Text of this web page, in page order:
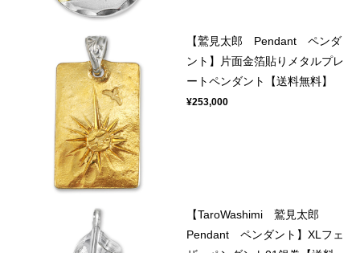
【鷲見太郎 Pendant ペンダ
ント】片面金箔貼りメタルプレ
ートペンダント【送料無料】
¥253,000
【TaroWashimi 鷲見太郎
Pendant ペンダント】XLフェ